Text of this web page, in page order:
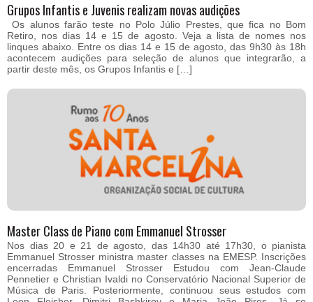
Grupos Infantis e Juvenis realizam novas audições
Os alunos farão teste no Polo Júlio Prestes, que fica no Bom
Retiro, nos dias 14 e 15 de agosto. Veja a lista de nomes nos
linques abaixo. Entre os dias 14 e 15 de agosto, das 9h30 às 18h
acontecem audições para seleção de alunos que integrarão, a
partir deste mês, os Grupos Infantis e […]
Master Class de Piano com Emmanuel Strosser
Nos dias 20 e 21 de agosto, das 14h30 até 17h30, o pianista
Emmanuel Strosser ministra master classes na EMESP. Inscrições
encerradas Emmanuel Strosser Estudou com Jean-Claude
Pennetier e Christian Ivaldi no Conservatório Nacional Superior de
Música de Paris. Posteriormente, continuou seus estudos com